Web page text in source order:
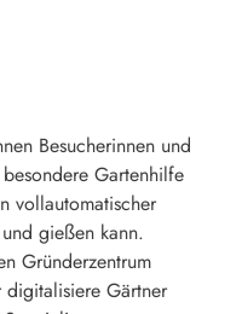
Besucherinnen und
Gartenhilfe
vollautomatischer
gießen kann.
Gründerzentrum
digitalisiere Gärtner